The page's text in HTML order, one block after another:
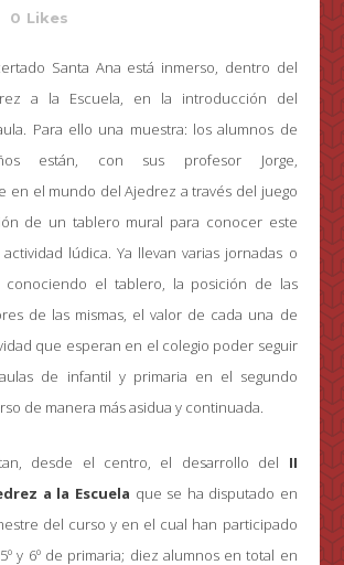
0 Likes
Santa Ana está inmerso, dentro del
a la Escuela, en la introducción del
Para ello una muestra: los alumnos de
están, con sus profesor Jorge,
en el mundo del Ajedrez a través del juego
de un tablero mural para conocer este
lúdica.Ya llevan varias jornadas o
conociendo el tablero, la posición de las
de las mismas, el valor de cada una de
que esperan en el colegio poder seguir
de infantil y primaria en el segundo
de manera más asidua y continuada.
desde el centro, el desarrollo del II
a la Escuela que se ha disputado en
del curso y en el cual han participado
y 6º de primaria; diez alumnos en total en